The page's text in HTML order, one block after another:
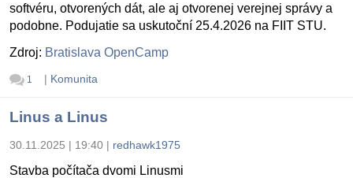
softvéru, otvorených dát, ale aj otvorenej verejnej správy a
podobne. Podujatie sa uskutoční 25.4.2026 na FIIT STU.
Zdroj: Bratislava OpenCamp
1 | Komunita
Linus a Linus
30.11.2025 | 19:40 | redhawk1975
Stavba počítača dvomi Linusmi